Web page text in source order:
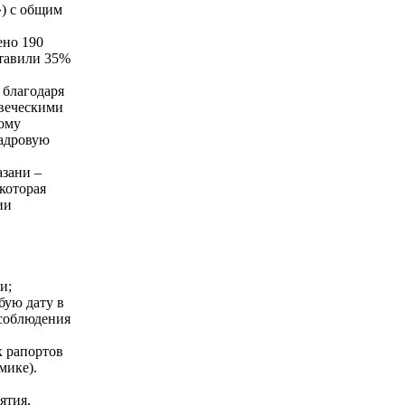
с общим
190
35%
–
дату в